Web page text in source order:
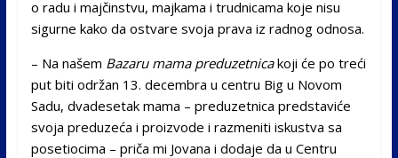
o radu i majčinstvu, majkama i trudnicama koje nisu
sigurne kako da ostvare svoja prava iz radnog odnosa.
– Na našem Bazaru mama preduzetnicakoji će po treći
put biti održan 13. decembra u centru Big u Novom
Sadu, dvadesetak mama – preduzetnica predstaviće
svoja preduzeća i proizvode i razmeniti iskustva sa
posetiocima – priča mi Jovana i dodaje da u Centru